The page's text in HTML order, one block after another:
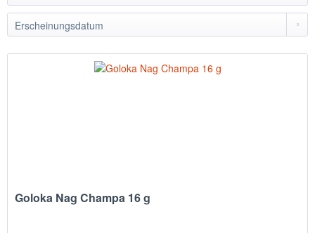
Goloka Nag Champa 16 g